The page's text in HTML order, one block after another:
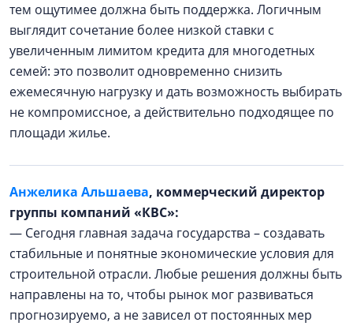
тем ощутимее должна быть поддержка. Логичным
выглядит сочетание более низкой ставки с
увеличенным лимитом кредита для многодетных
семей: это позволит одновременно снизить
ежемесячную нагрузку и дать возможность выбирать
не компромиссное, а действительно подходящее по
площади жилье.
Анжелика Альшаева, коммерческий директор
группы компаний «КВС»:
— Сегодня главная задача государства – создавать
стабильные и понятные экономические условия для
строительной отрасли. Любые решения должны быть
направлены на то, чтобы рынок мог развиваться
прогнозируемо, а не зависел от постоянных мер